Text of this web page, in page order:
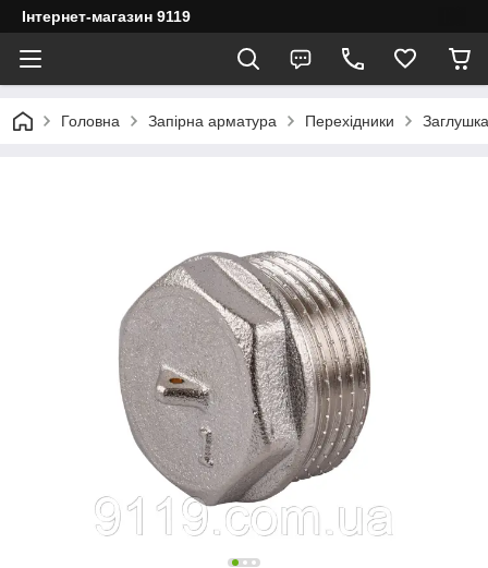
Інтернет-магазин 9119
Головна Запірна арматура Перехідники